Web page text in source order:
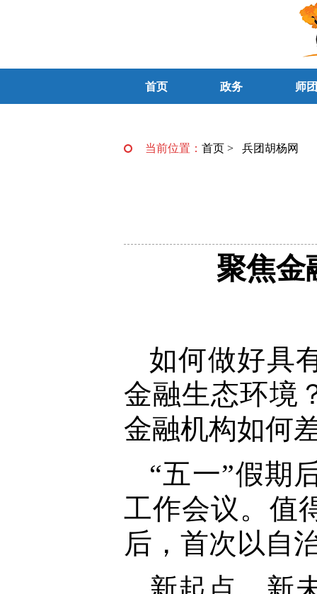
首页 政务 师
当前位置： 首页 > 兵团胡杨网
聚焦金
如何做好具
金融生态环境
金融机构如何
“五一”假期
工作会议。值
后，首次以自